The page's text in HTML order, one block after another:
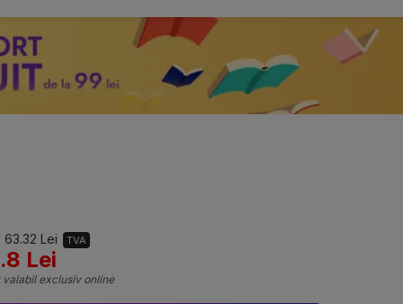
63.32 Lei TVA
Lei
valabil exclusiv online